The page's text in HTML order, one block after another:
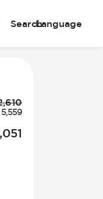
SearchLanguage
5,559